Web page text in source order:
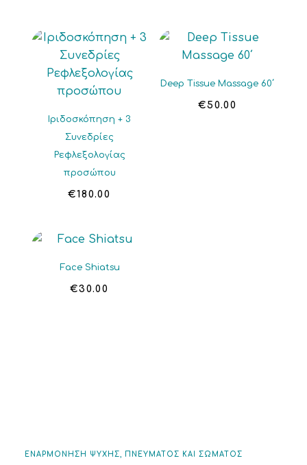
Ιριδοσκόπηση + 3
Συνεδρίες
Ρεφλεξολογίας
προσώπου
€180.00
Deep Tissue Massage 60΄
€50.00
Face Shiatsu
€30.00
ΕΝΑΡΜΟΝΗΣΗ ΨΥΧΗΣ, ΠΝΕΥΜΑΤΟΣ ΚΑΙ ΣΩΜΑΤΟΣ